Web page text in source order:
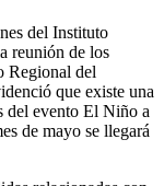
del Instituto
reunión de los
Regional del
que existe una
del evento El Niño a
de mayo se llegará